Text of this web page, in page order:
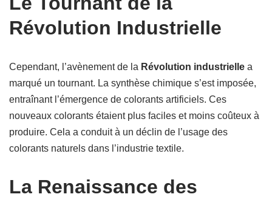
Révolution Industrielle
Cependant, l’avènement de la Révolution industrielle a
marqué un tournant. La synthèse chimique s’est imposée,
entraînant l’émergence de colorants artificiels. Ces
nouveaux colorants étaient plus faciles et moins coûteux à
produire. Cela a conduit à un déclin de l’usage des
colorants naturels dans l’industrie textile.
La Renaissance des